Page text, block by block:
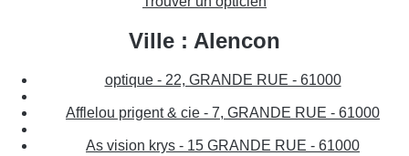
Ville : Alencon
optique - 22, GRANDE RUE - 61000
Afflelou prigent & cie - 7, GRANDE RUE - 61000
As vision krys - 15 GRANDE RUE - 61000